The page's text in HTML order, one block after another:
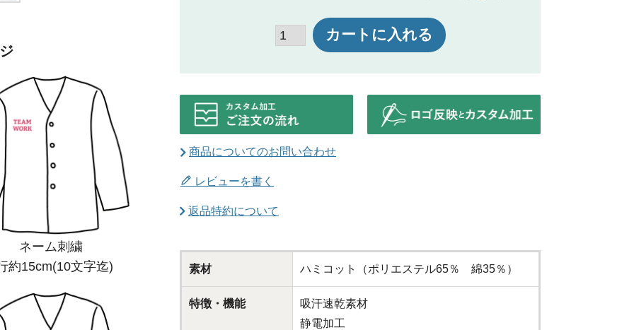
カートに入れる
商品についてのお問い合わせ
レビューを書く
返品特約について
素材 ハミコット（ポリエステル65％ 綿35％）
特徴・機能
吸汗速乾素材
静電加工
ネーム刺繍
約15cm(10文字迄)